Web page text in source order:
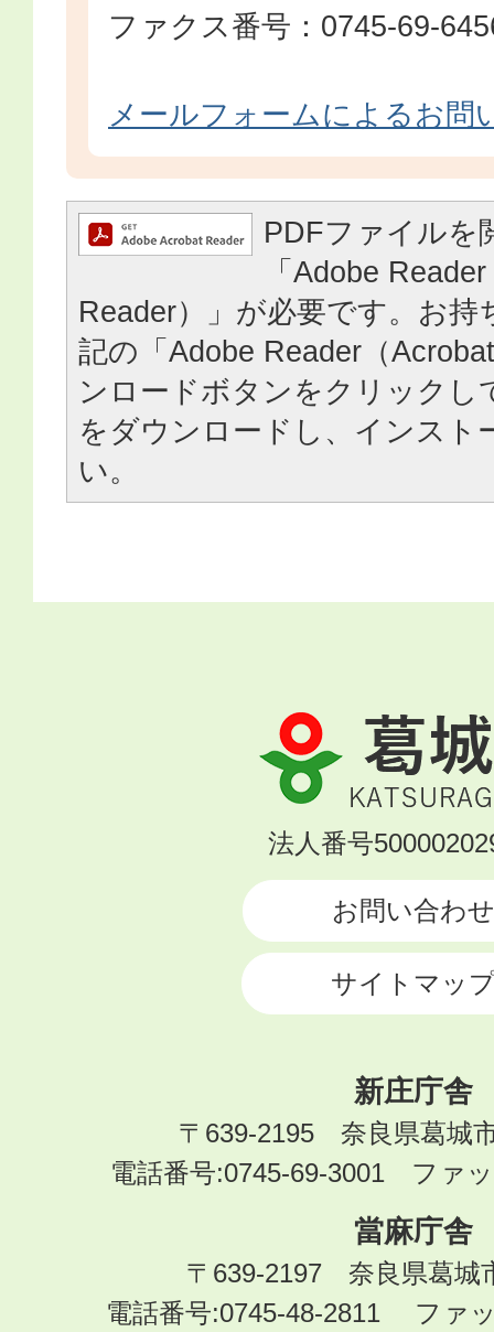
ファクス番号：0745-69-
メールフォームによるお問
PDFファイルを
「Adobe
Reader）」が必要です。お持
記の「Adobe Reader（
ンロードボタンをクリックし
をダウンロードし、インスト
い。
葛
城
市
KATSURAGI
法人番号
お問い合わせ
サイトマッ
新庄庁舎
〒639-2195 奈良県葛城
電話番号:0745-69-3001 ファ
當麻庁舎
〒639-2197 奈良県葛城
電話番号:0745-48-2811 ファ